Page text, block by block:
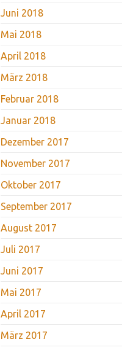
Juni 2018
Mai 2018
April 2018
März 2018
Februar 2018
Januar 2018
Dezember 2017
November 2017
Oktober 2017
September 2017
August 2017
Juli 2017
Juni 2017
Mai 2017
April 2017
März 2017